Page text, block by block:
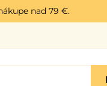
nákupe nad 79